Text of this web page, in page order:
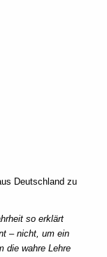
Deutschland zu
so erklärt
– nicht, um ein
die wahre Lehre